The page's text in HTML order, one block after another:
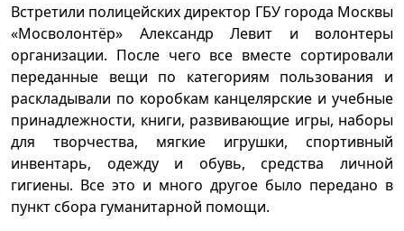
Встретили полицейских директор ГБУ города Москвы
«Мосволонтёр» Александр Левит и волонтеры
организации. После чего все вместе сортировали
переданные вещи по категориям пользования и
раскладывали по коробкам канцелярские и учебные
принадлежности, книги, развивающие игры, наборы
для творчества, мягкие игрушки, спортивный
инвентарь, одежду и обувь, средства личной
гигиены. Все это и много другое было передано в
пункт сбора гуманитарной помощи.